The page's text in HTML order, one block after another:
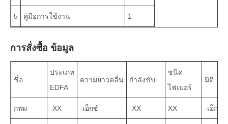
5 คู่มือการใช้งาน 1
การสั่งซื้อ ข้อมูล
ชื่อ
ประเภท
EDFA
ความยาวคลื่น กำลังขับ
ชนิด
ไฟเบอร์
มิติ
กฟผ -XX -เอ็กซ์ -XX XX -เอ็กซ์